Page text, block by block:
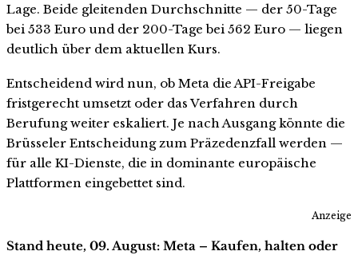
Lage. Beide gleitenden Durchschnitte — der 50-Tage
bei 533 Euro und der 200-Tage bei 562 Euro — liegen
deutlich über dem aktuellen Kurs.
Entscheidend wird nun, ob Meta die API-Freigabe
fristgerecht umsetzt oder das Verfahren durch
Berufung weiter eskaliert. Je nach Ausgang könnte die
Brüsseler Entscheidung zum Präzedenzfall werden —
für alle KI-Dienste, die in dominante europäische
Plattformen eingebettet sind.
Anzeige
Stand heute, 09. August: Meta – Kaufen, halten oder